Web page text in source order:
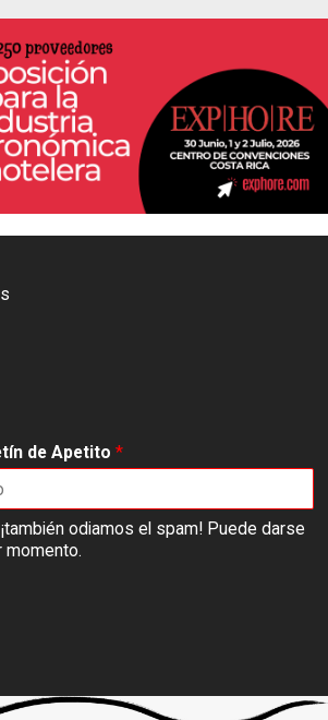
de Apetito *
odiamos el spam! Puede darse
momento.